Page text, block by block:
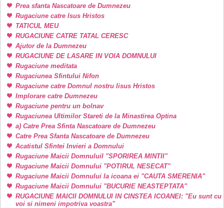
Prea sfanta Nascatoare de Dumnezeu
Rugaciune catre Isus Hristos
TATICUL MEU
RUGACIUNE CATRE TATAL CERESC
Ajutor de la Dumnezeu
RUGACIUNE DE LASARE IN VOIA DOMNULUI
Rugaciune meditata
Rugaciunea Sfintului Nifon
Rugaciune catre Domnul nostru Iisus Hristos
Implorare catre Dumnezeu
Rugaciune pentru un bolnav
Rugaciunea Ultimilor Stareti de la Minastirea Optina
a) Catre Prea Sfinta Nascatoare de Dumnezeu
Catre Prea Sfanta Nascatoare de Dumnezeu
Acatistul Sfintei Invieri a Domnului
Rugaciune Maicii DomnuluiI "SPORIREA MINTII"
Rugaciune Maicii Domnului "POTIRUL NESECAT"
Rugaciune Maicii Domnului la icoana ei "CAUTA SMERENIA"
Rugaciune Maicii Domnului "BUCURIE NEASTEPTATA"
RUGACIUNE MAICII DOMNULUI IN CINSTEA ICOANEI: "Eu sunt cu
voi si nimeni impotriva voastra"